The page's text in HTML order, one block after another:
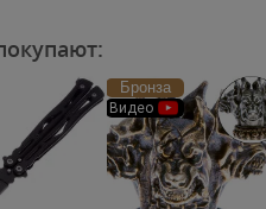
Бронза
Видео